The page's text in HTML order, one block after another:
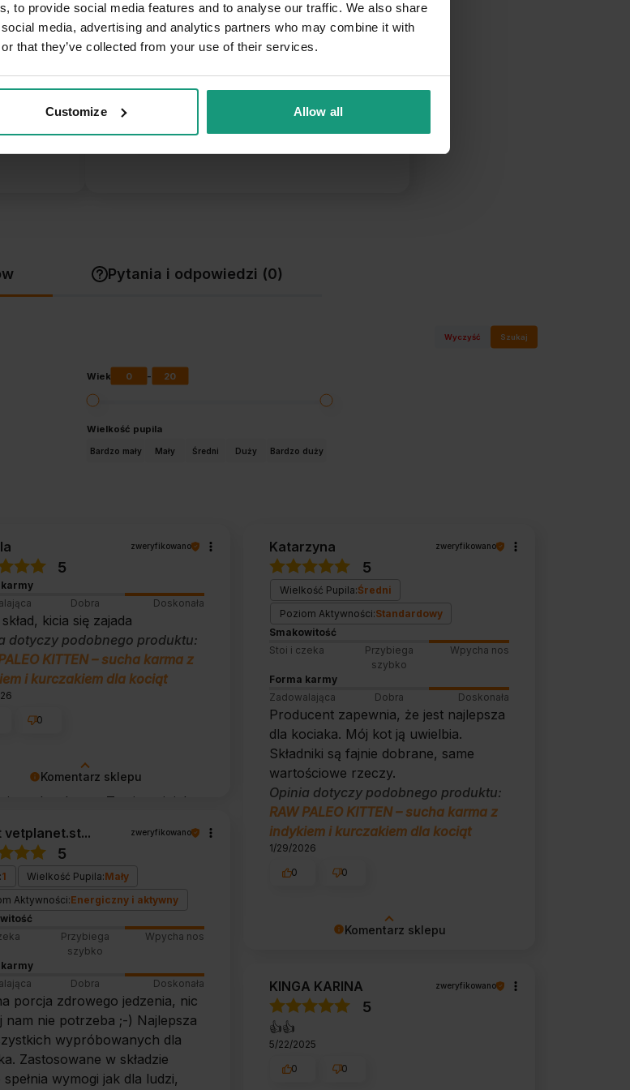
to provide social media features and to analyse our traffic. We also share
media, advertising and analytics partners who may combine it with
that they’ve collected from your use of their services.
Customize Allow all
4
Pytania i odpowiedzi (0)
Wyczyść Szukaj
Wiek 0 - 20
Wielkość pupila
Bardzo mały Mały Średni Duży Bardzo duży
Komentarz sklepu
bardzo za Twoją opinię!
niej wiemy, że jesteśmy na
torze :) Z pozdrowieniami,
sklepu.
zweryfikowano
5
Dobra Doskonała
kicia się zajada
dotyczy podobnego produktu:
KITTEN – sucha karma z
i kurczakiem dla kociąt
0
Komentarz sklepu
nami Twoim doświadczeniem.
Jesteśmy szczęśliwi, że mamy takich
klientów. Z pozdrowieniami, obsługa
sklepu.
Katarzyna zweryfikowano
5
Wielkość Pupila:Średni
Poziom Aktywności:Standardowy
Smakowitość
Stoi i czeka
Przybiega
szybko
Wpycha nos
Forma karmy
Zadowalająca
Dobra Doskonała
Producent zapewnia, że jest najlepsza
dla kociaka. Mój kot ją uwielbia.
Składniki są fajnie dobrane, same
wartościowe rzeczy.
Opinia dotyczy podobnego produktu:
RAW PALEO KITTEN – sucha karma z
indykiem i kurczakiem dla kociąt
1/29/2026
0 0
vetplanet.st... zweryfikowano
5
1 Wielkość Pupila:Mały
Aktywności:Energiczny i aktywny
Przybiega
szybko
Wpycha nos
Dobra Doskonała
porcja zdrowego jedzenia, nic
nam nie potrzeba ;-) Najlepsza
wypróbowanych dla
Zastosowane w składzie
spełnia wymogi jak dla ludzi,
KINGA KARINA zweryfikowano
5
👍️👍️
5/22/2025
0 0